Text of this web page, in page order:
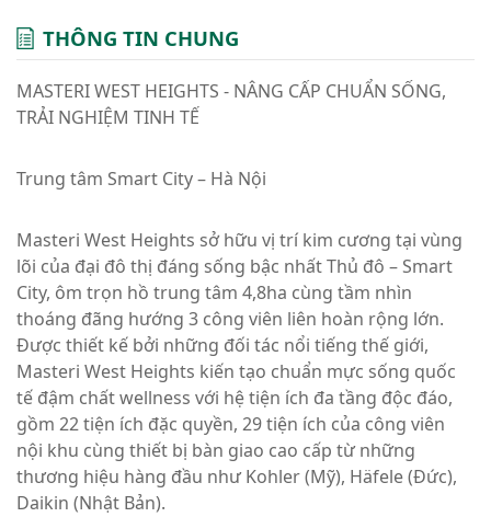
THÔNG TIN CHUNG
MASTERI WEST HEIGHTS - NÂNG CẤP CHUẨN SỐNG,
TRẢI NGHIỆM TINH TẾ
Trung tâm Smart City – Hà Nội
Masteri West Heights sở hữu vị trí kim cương tại vùng
lõi của đại đô thị đáng sống bậc nhất Thủ đô – Smart
City, ôm trọn hồ trung tâm 4,8ha cùng tầm nhìn
thoáng đãng hướng 3 công viên liên hoàn rộng lớn.
Được thiết kế bởi những đối tác nổi tiếng thế giới,
Masteri West Heights kiến tạo chuẩn mực sống quốc
tế đậm chất wellness với hệ tiện ích đa tầng độc đáo,
gồm 22 tiện ích đặc quyền, 29 tiện ích của công viên
nội khu cùng thiết bị bàn giao cao cấp từ những
thương hiệu hàng đầu như Kohler (Mỹ), Häfele (Đức),
Daikin (Nhật Bản).